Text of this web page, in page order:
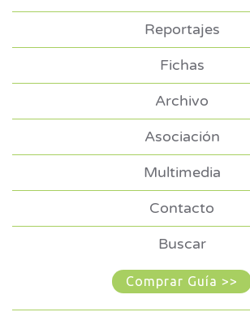
Reportajes
Fichas
Archivo
Asociación
Multimedia
Contacto
Buscar
Comprar Guía >>